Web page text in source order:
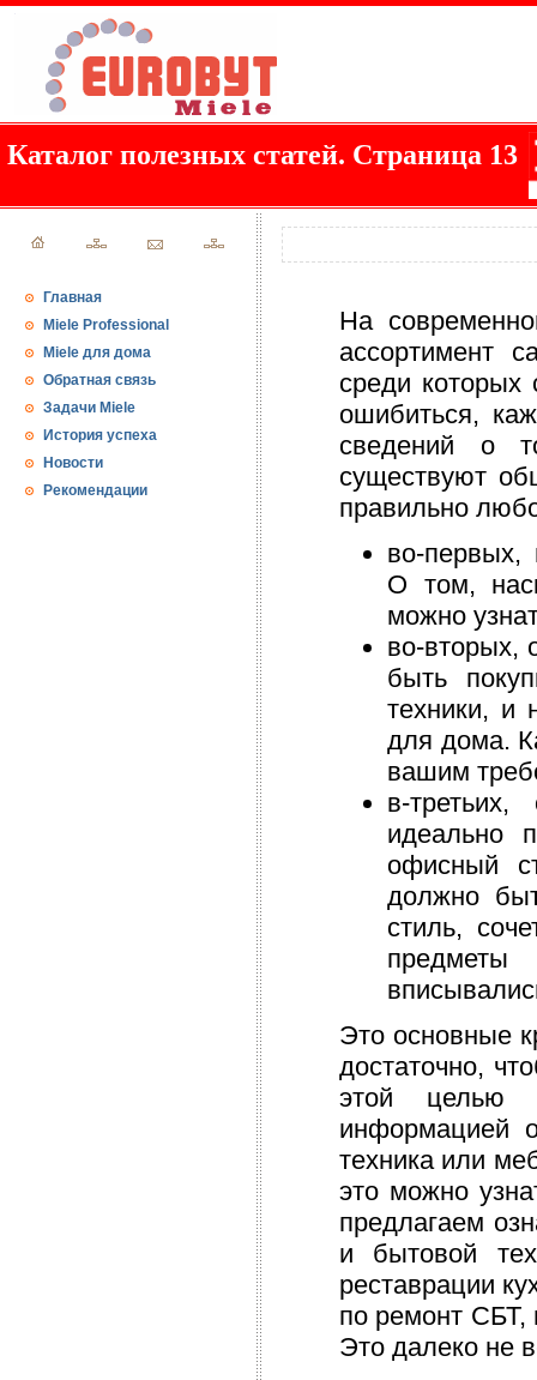
Каталог полезных статей. Страница 13
Главная
Miele Professional
Miele для дома
Обратная связь
Задачи Miele
История успеха
Новости
Рекомендации
На
ассортимент
среди
ошибиться,
сведений о
существуют
правильно
во-первых,
О том,
можно
во-вторых,
быть
техники, и
для дома.
вашим
в-
идеально
офисный
должно
стиль,
Это основные
достаточно,
этой целью
информацией
техника или
это можно
предлагаем
и бытовой
реставрации
по ремонт СБТ,
Это далеко не